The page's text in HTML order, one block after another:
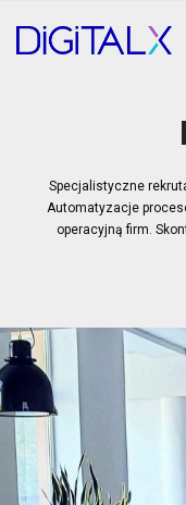
Specjalistyczne
Automatyzacje
operacyjną firm.